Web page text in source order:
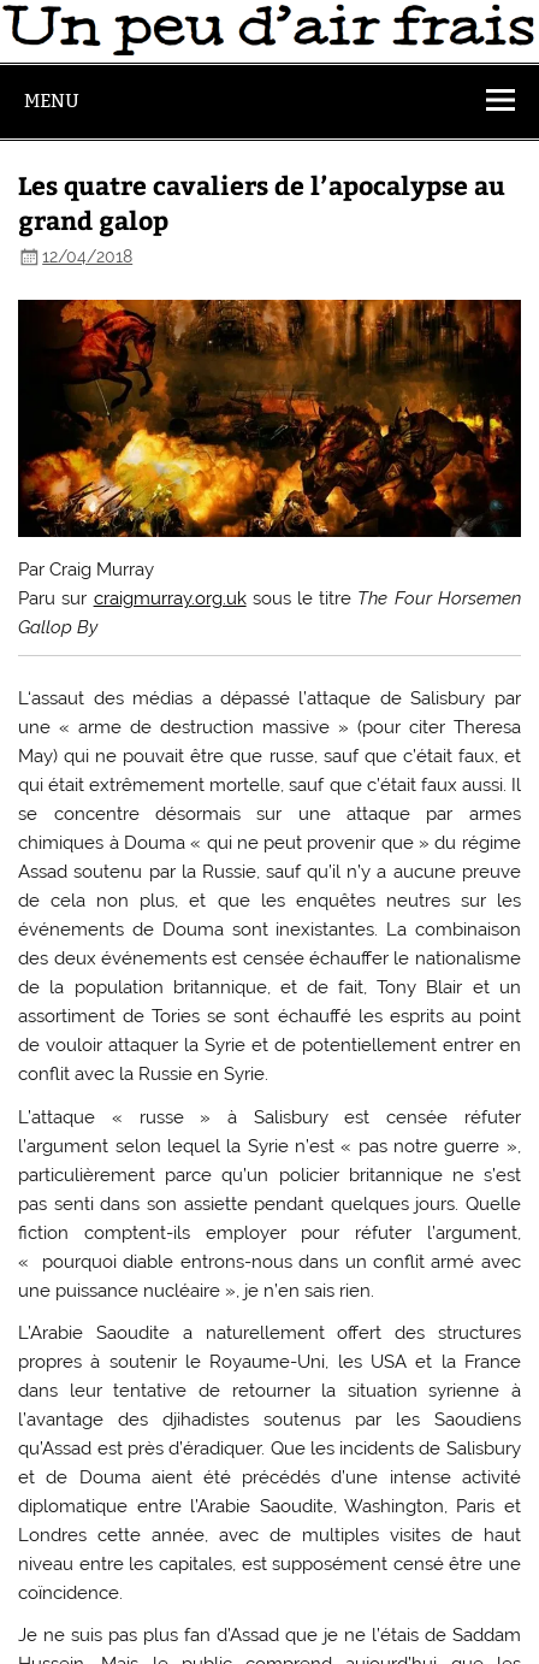
MENU
Les quatre cavaliers de l’apocalypse au
grand galop
12/04/2018
Par Craig Murray
Paru sur craigmurray.org.uksous le titre The Four Horsemen
Gallop By
L‘assaut des médias a dépassé l’attaque de Salisbury par
une « arme de destruction massive » (pour citer Theresa
May) qui ne pouvait être que russe, sauf que c’était faux, et
qui était extrêmement mortelle, sauf que c’était faux aussi. Il
se concentre désormais sur une attaque par armes
chimiques à Douma « qui ne peut provenir que » du régime
Assad soutenu par la Russie, sauf qu’il n’y a aucune preuve
de cela non plus, et que les enquêtes neutres sur les
événements de Douma sont inexistantes. La combinaison
des deux événements est censée échauffer le nationalisme
de la population britannique, et de fait, Tony Blair et un
assortiment de Tories se sont échauffé les esprits au point
de vouloir attaquer la Syrie et de potentiellement entrer en
conflit avec la Russie en Syrie.
L’attaque « russe » à Salisbury est censée réfuter
l’argument selon lequel la Syrie n’est « pas notre guerre »,
particulièrement parce qu’un policier britannique ne s’est
pas senti dans son assiette pendant quelques jours. Quelle
fiction comptent-ils employer pour réfuter l’argument,
« pourquoi diable entrons-nous dans un conflit armé avec
une puissance nucléaire », je n’en sais rien.
L’Arabie Saoudite a naturellement offert des structures
propres à soutenir le Royaume-Uni, les USA et la France
dans leur tentative de retourner la situation syrienne à
l’avantage des djihadistes soutenus par les Saoudiens
qu’Assad est près d’éradiquer. Que les incidents de Salisbury
et de Douma aient été précédés d’une intense activité
diplomatique entre l’Arabie Saoudite, Washington, Paris et
Londres cette année, avec de multiples visites de haut
niveau entre les capitales, est supposément censé être une
coïncidence.
Je ne suis pas plus fan d’Assad que je ne l’étais de Saddam